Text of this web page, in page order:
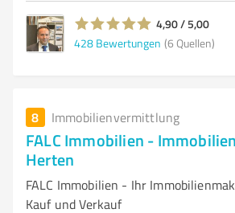
4,90 / 5,00
428 Bewertungen (6 Quellen)
8 Immobilienvermittlung
FALC Immobilien -
Herten
FALC Immobilien - Ihr
Kauf und Verkauf